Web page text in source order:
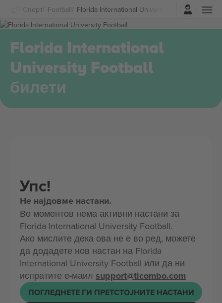
Спорт Football Florida International University Football Билети
Најави се
Florida International
University Football
билети
Упс!
Не најдовме настани.
Во моментов нема активни настани за
Florida International University Football.
Ако мислите дека ова не е во ред, можете
да додадете нов настан на Florida
International University Football или да ни
испратите е-маил support@ticombo.com
ПОГЛЕДНЕТЕ ГИ ПРЕТСТОЈНИТЕ НАСТАНИ